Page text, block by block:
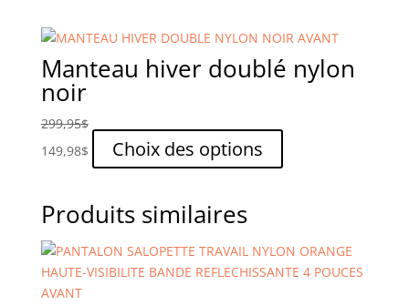
page
du
produit
plusieurs
Les
être
produit
Manteau hiver doublé nylon
noir
299,95$
149,98$ Choix des options
produit
Les
options
Produits similaires